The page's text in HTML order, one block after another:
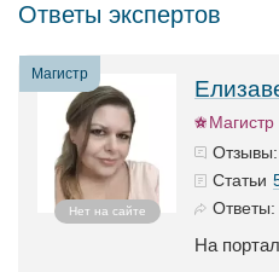
Ответы экспертов
Магистр
Нет на сайте
Магистр
Отзывы:
Статьи
Ответы:
На